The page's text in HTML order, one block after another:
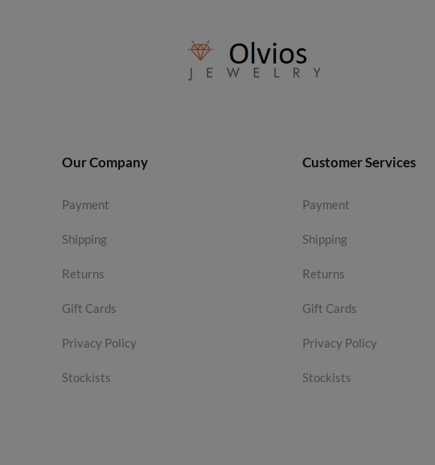
Our Company
Payment
Shipping
Returns
Gift Cards
Privacy Policy
Stockists
Customer Services
Payment
Shipping
Returns
Gift Cards
Privacy Policy
Stockists